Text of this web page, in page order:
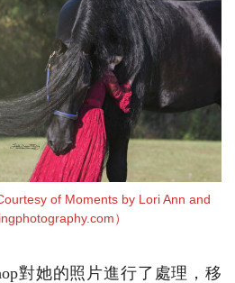
of Moments by Lori Ann and
）
對她的照片進行了處理，移